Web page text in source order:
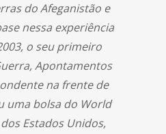
do Afeganistão e
nessa experiência
o seu primeiro
Apontamentos
na frente de
uma bolsa do World
Estados Unidos,